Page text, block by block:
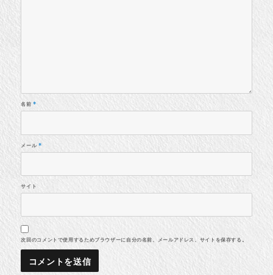
名前*
メール *
サイト
次回のコメントで使用するためブラウザーに自分の名前、メールアドレス、サイトを保存する。